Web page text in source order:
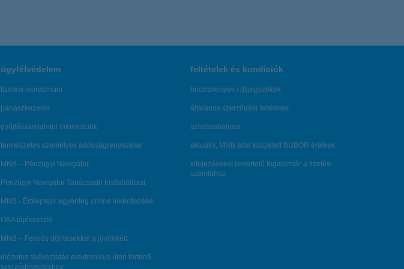
ügyfélvédelem
fizetési moratórium
panaszkezelés
gyűjtőszámlahitel információk
természetes személyek adósságrendezése
MNB – Pénzügyi Navigátor
Pénzügyi Navigátor Tanácsadó Irodahálózat
MNB - Értékpapír egyenleg online lekérdezése
OBA tájékoztató
MNB – Felelős döntésekkel a jövőnkért
előzetes tájékoztatás elektronikus úton történő
szerződéskötéshez
feltételek és kondíciók
hirdetmények / díjjegyzékek
általános szerződési feltételek
üzletszabályzat
aktuális, MNB által közzétett BUBOR értékek
kifejezéseket ismertető fogalomtár a fizetési
számlához